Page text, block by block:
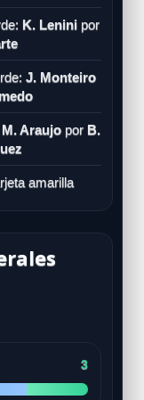
K. Leninipor
J. Monteiro
M. Araujo por B.
amarilla
3